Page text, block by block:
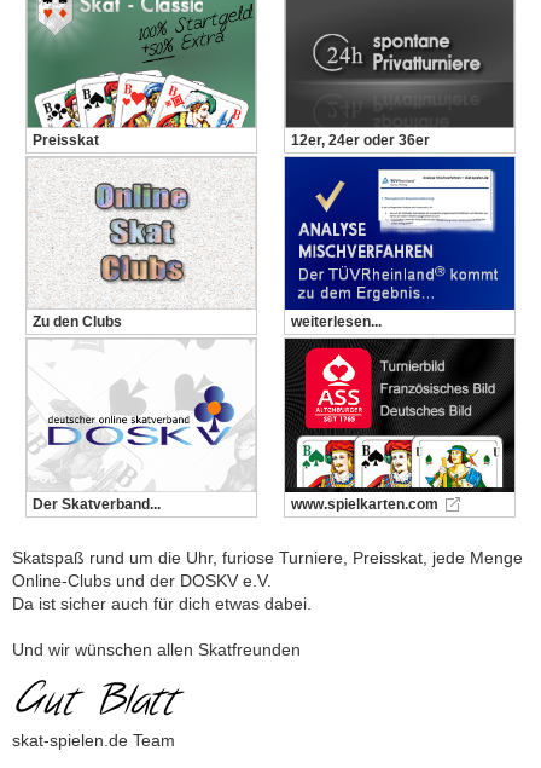
Preisskat 12er, 24er oder 36er
Zu den Clubs weiterlesen...
Der Skatverband... www.spielkarten.com
Skatspaß rund um die Uhr, furiose Turniere, Preisskat, jede Menge
Online-Clubs und der DOSKV e.V.
Da ist sicher auch für dich etwas dabei.
Und wir wünschen allen Skatfreunden
skat-spielen.de Team